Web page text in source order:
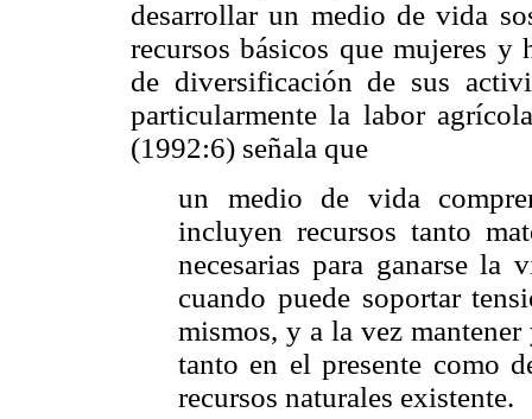
desarrollar un medio de vida
recursos básicos que mujeres y
de diversificación de sus
particularmente la labor
(1992:6) señala que
un medio de vida
incluyen recursos tanto
necesarias para ganarse
cuando puede soportar
mismos, y a la vez
tanto en el presente como
recursos naturales existente.